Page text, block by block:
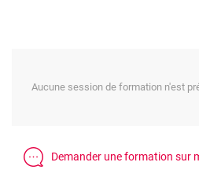
Aucune session de formation n'est